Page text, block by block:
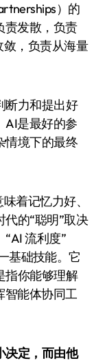
）的
责发散，负责
敛，负责从海量
断力和提出好
AI是最好的参
情境下的最终
着记忆力好、
的“聪明”取决
流利度”
基础技能。它
指你能够理解
智能体协同工
决定，而由他